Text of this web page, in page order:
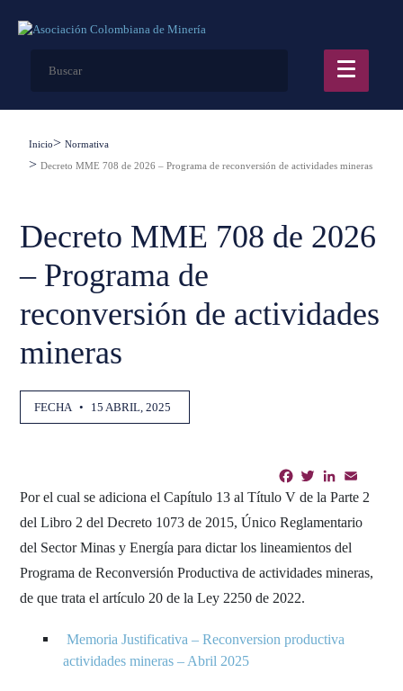
Inicio
Normativa
Decreto MME 708 de 2026 – Programa de reconversión de actividades mineras
Decreto MME 708 de 2026
– Programa de
reconversión de actividades
mineras
FECHA • 15 ABRIL, 2025
FacebookTwitterLinkedIn
Por el cual se adiciona el Capítulo 13 al Título V de la Parte 2
del Libro 2 del Decreto 1073 de 2015, Único Reglamentario
del Sector Minas y Energía para dictar los lineamientos del
Programa de Reconversión Productiva de actividades mineras,
de que trata el artículo 20 de la Ley 2250 de 2022.
Memoria Justificativa – Reconversion productiva
actividades mineras – Abril 2025